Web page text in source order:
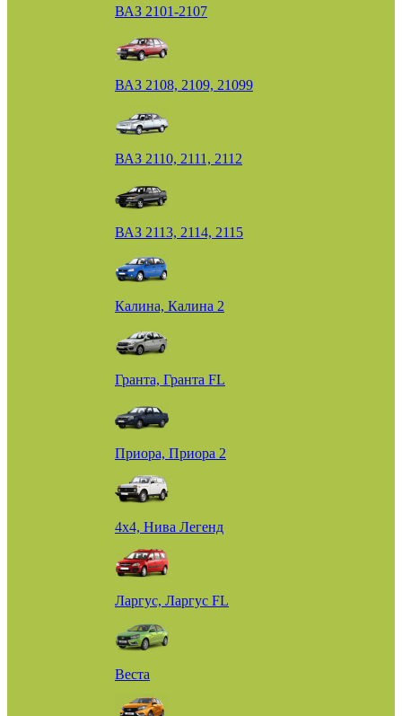
ВАЗ 2101-2107
ВАЗ 2108, 2109, 21099
ВАЗ 2110, 2111, 2112
ВАЗ 2113, 2114, 2115
Калина, Калина 2
Гранта, Гранта FL
Приора, Приора 2
4х4, Нива Легенд
Ларгус, Ларгус FL
Веста